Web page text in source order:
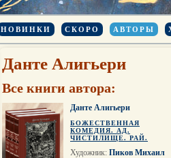
НОВИНКИ СКОРО АВТОРЫ
Данте Алигьери
Все книги автора:
Данте Алигьери
БОЖЕСТВЕННАЯ
КОМЕДИЯ. АД.
ЧИСТИЛИЩЕ. РАЙ.
Художник: Пиков Михаил